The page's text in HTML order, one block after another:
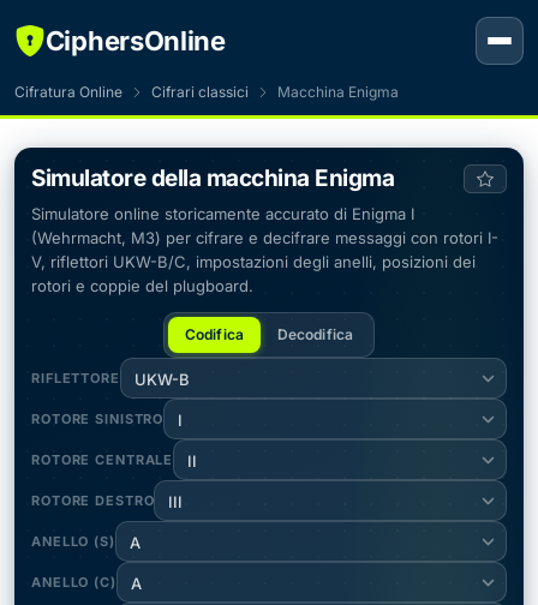
CiphersOnline
Cifratura Online Cifrari classici Macchina Enigma
Simulatore della macchina Enigma
Simulatore online storicamente accurato di Enigma I
(Wehrmacht, M3) per cifrare e decifrare messaggi con rotori I-
V, riflettori UKW-B/C, impostazioni degli anelli, posizioni dei
rotori e coppie del plugboard.
Codifica Decodifica
RIFLETTORE UKW-B
ROTORE SINISTRO I
ROTORE CENTRALE II
ROTORE DESTRO III
ANELLO (S) A
ANELLO (C) A